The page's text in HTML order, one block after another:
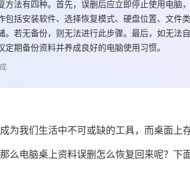
方法有四种。首先，误删后应立即停止使用电脑
包括安装软件、选择恢复模式、硬盘位置、文件
。若无备份，则无法进行此步骤。最后，如无法
定期备份资料并养成良好的电脑使用习惯。
为我们生活中不可或缺的工具，而桌面上
么 电脑桌上资料误删怎么恢复回来呢？下